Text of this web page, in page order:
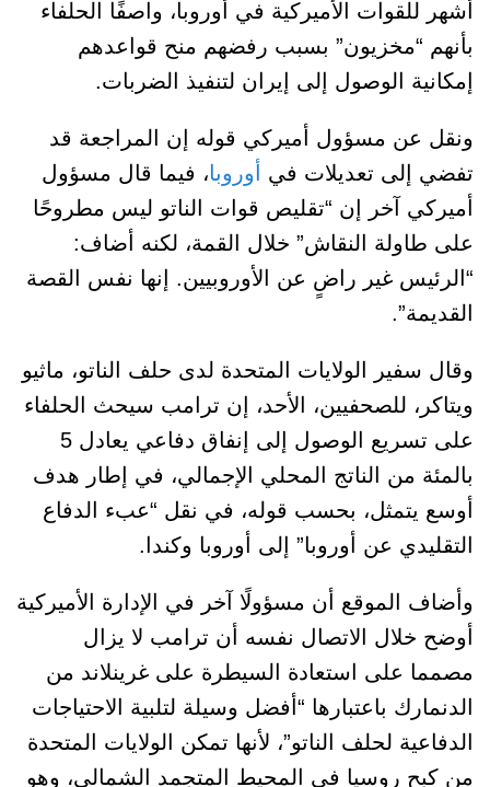
أشهر للقوات الأميركية في أوروبا، واصفًا الحلفاء
بأنهم “مخزيون” بسبب رفضهم منح قواعدهم
إمكانية الوصول إلى إيران لتنفيذ الضربات.
ونقل عن مسؤول أميركي قوله إن المراجعة قد
تفضي إلى تعديلات في
أوروبا، فيما قال مسؤول
أميركي آخر إن “تقليص قوات الناتو ليس مطروحًا
على طاولة النقاش” خلال القمة، لكنه أضاف:
“الرئيس غير راضٍ عن الأوروبيين. إنها نفس القصة
القديمة”.
وقال سفير الولايات المتحدة لدى حلف الناتو، ماثيو
ويتاكر، للصحفيين، الأحد، إن ترامب سيحث الحلفاء
على تسريع الوصول إلى إنفاق دفاعي يعادل 5
بالمئة من الناتج المحلي الإجمالي، في إطار هدف
أوسع يتمثل، بحسب قوله، في نقل “عبء الدفاع
التقليدي عن أوروبا” إلى أوروبا وكندا.
وأضاف الموقع أن مسؤولًا آخر في الإدارة الأميركية
أوضح خلال الاتصال نفسه أن ترامب لا يزال
مصمما على استعادة السيطرة على غرينلاند من
الدنمارك باعتبارها “أفضل وسيلة لتلبية الاحتياجات
الدفاعية لحلف الناتو”، لأنها تمكن الولايات المتحدة
من كبح روسيا في المحيط المتجمد الشمالي، وهو